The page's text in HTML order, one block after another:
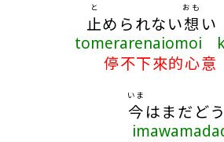
止
と
められない想
おも
い
tomerarenaiomoi
停不下來的心
今
いま
はまだど